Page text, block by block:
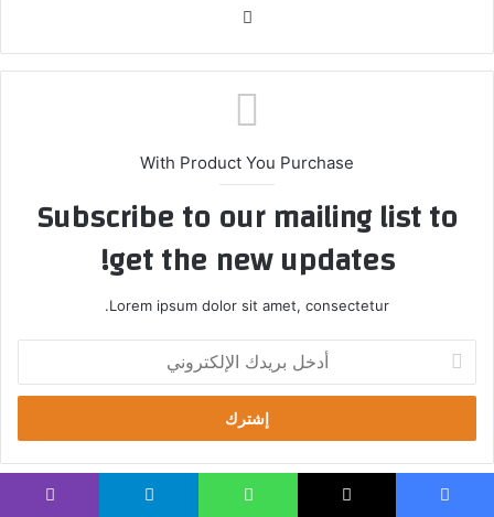
الوي
With Product You Purchase
Subscribe to our mailing list to
get the new updates!
Lorem ipsum dolor sit amet, consectetur.
خ
ب
ر